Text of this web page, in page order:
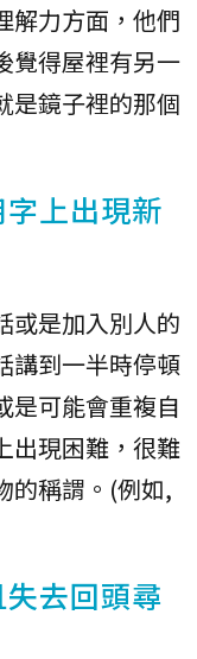
解力方面，他們
覺得屋裡有另一
是鏡子裡的那個
上出現新
或是加入別人的
講到一半時停頓
是可能會重複自
出現困難，很難
的稱謂。(例如,
去回頭尋